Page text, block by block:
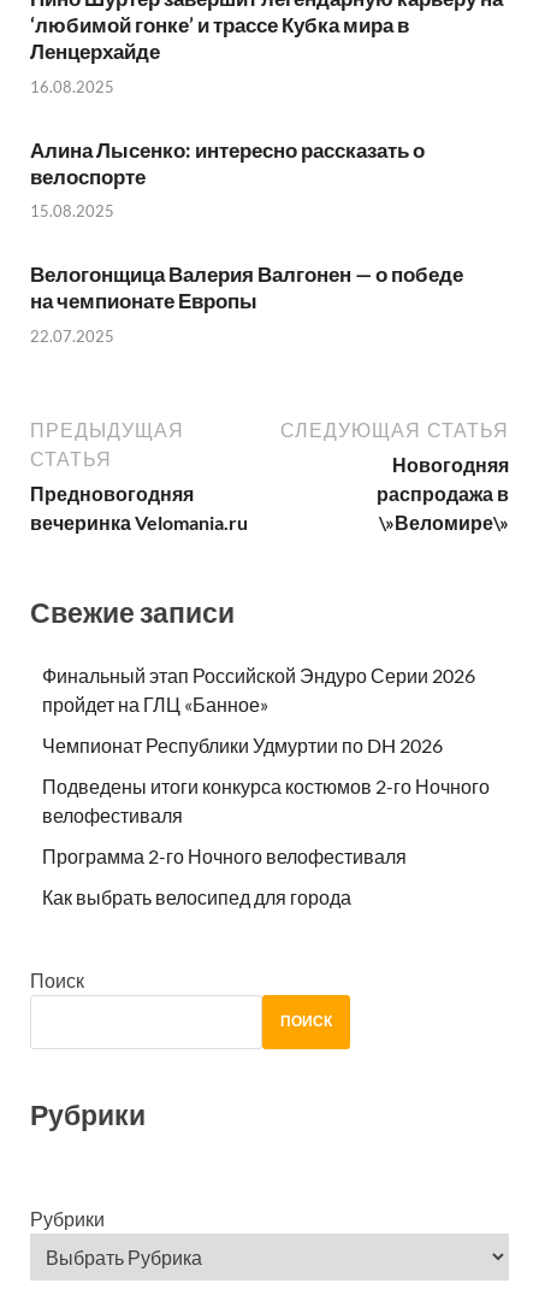
‘любимой гонке’ и трассе Кубка мира в
Ленцерхайде
16.08.2025
Алина Лысенко: интересно рассказать о
велоспорте
15.08.2025
Велогонщица Валерия Валгонен — о победе
на чемпионате Европы
22.07.2025
ПРЕДЫДУЩАЯ
СТАТЬЯ
Предновогодняя
вечеринка Velomania.ru
СЛЕДУЮЩАЯ СТАТЬЯ
Новогодняя
распродажа в
\»Веломире\»
Свежие записи
Финальный этап Российской Эндуро Серии 2026
пройдет на ГЛЦ «Банное»
Чемпионат Республики Удмуртии по DH 2026
Подведены итоги конкурса костюмов 2-го Ночного
велофестиваля
Программа 2-го Ночного велофестиваля
Как выбрать велосипед для города
Поиск
ПОИСК
Рубрики
Рубрики